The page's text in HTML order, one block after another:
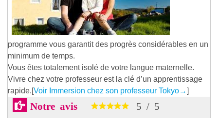
programme vous garantit des progrès considérables en un
minimum de temps.
Vous êtes totalement isolé de votre langue maternelle.
Vivre chez votre professeur est la clé d’un apprentissage
rapide.[Voir Immersion chez son professeur Tokyo→]
Notre avis 5 / 5